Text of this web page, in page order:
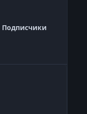
Подписчики